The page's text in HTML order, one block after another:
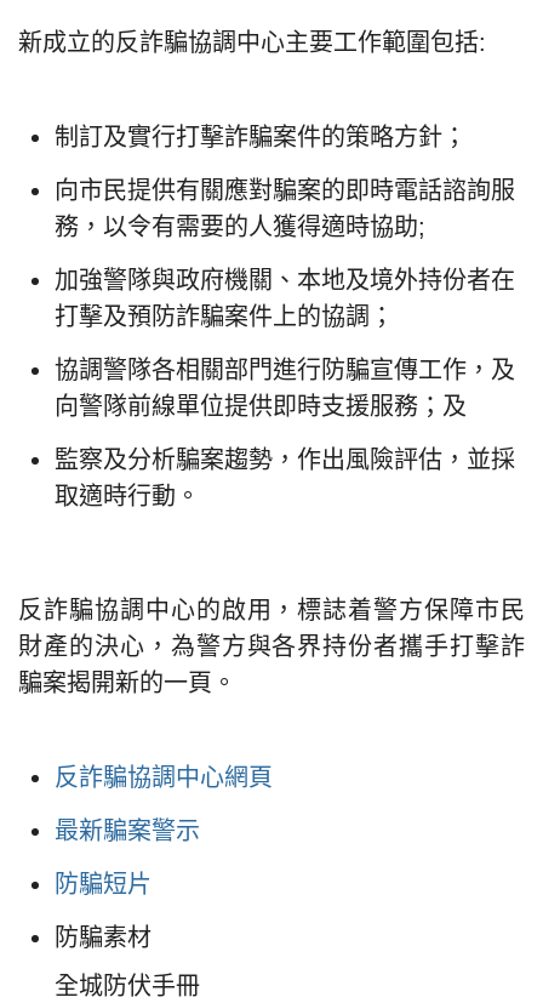
新成立的反詐騙協調中心主要工作範圍包括:
制訂及實行打擊詐騙案件的策略方針；
向市民提供有關應對騙案的即時電話諮詢服
務，以令有需要的人獲得適時協助;
加強警隊與政府機關、本地及境外持份者在
打擊及預防詐騙案件上的協調；
協調警隊各相關部門進行防騙宣傳工作，及
向警隊前線單位提供即時支援服務；及
監察及分析騙案趨勢，作出風險評估，並採
取適時行動。
反詐騙協調中心的啟用，標誌着警方保障市民
財產的決心，為警方與各界持份者攜手打擊詐
騙案揭開新的一頁。
反詐騙協調中心網頁
最新騙案警示
防騙短片
防騙素材
全城防伏手冊